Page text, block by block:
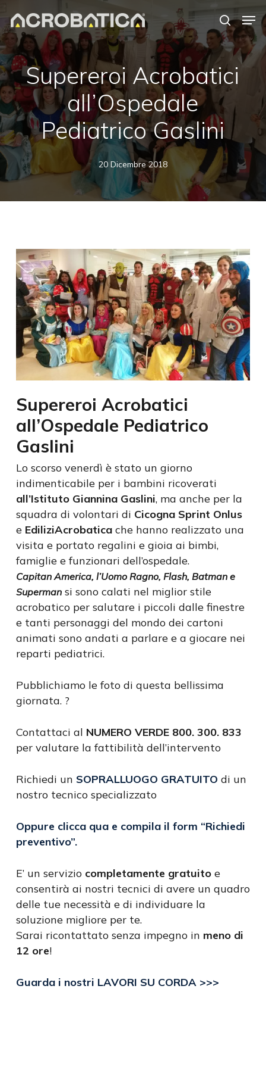
to
main
content
search
Supereroi Acrobatici
all’Ospedale
Pediatrico Gaslini
20 Dicembre 2018
Supereroi Acrobatici
all’Ospedale Pediatrico
Gaslini
Lo scorso venerdì è stato un giorno
indimenticabile per i bambini ricoverati
all’Istituto Giannina Gaslini, ma anche per la
squadra di volontari di Cicogna Sprint Onlus
e EdiliziAcrobaticache hanno realizzato una
visita e portato regalini e gioia ai bimbi,
famiglie e funzionari dell’ospedale.
Capitan America, l’Uomo Ragno, Flash, Batman e
Supermansi sono calati nel miglior stile
acrobatico per salutare i piccoli dalle finestre
e tanti personaggi del mondo dei cartoni
animati sono andati a parlare e a giocare nei
reparti pediatrici.
Pubblichiamo le foto di questa bellissima
giornata. ?
Contattaci al NUMERO VERDE 800. 300. 833
per valutare la fattibilità dell’intervento
Richiedi un SOPRALLUOGO GRATUITO di un
nostro tecnico specializzato
Oppure clicca qua e compila il form “Richiedi
preventivo”.
E’ un servizio completamente gratuitoe
consentirà ai nostri tecnici di avere un quadro
delle tue necessità e di individuare la
soluzione migliore per te.
Sarai ricontattato senza impegno in meno di
12 ore!
Guarda i nostri LAVORI SU CORDA >>>
Close
Menu